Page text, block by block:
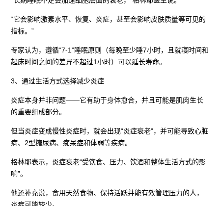
“它会影响激素水平、恢复、炎症，甚至会影响皮肤质量等可见的
指标。”
专家认为，遵循“7-1”睡眠原则（每晚至少睡7小时，且就寝时间和
起床时间之间的差异不超过1小时）可以延长寿命。
3、通过生活方式选择减少炎症
炎症本身并非问题——它有助于身体愈合，并且可能是肌肉生长
的重要组成部分。
但当炎症变成慢性炎症时，就会出现“炎症衰老”，并可能导致心脏
病、2型糖尿病、痴呆症和体弱等疾病。
格林耶表示，炎症衰老“受饮食、压力、饮酒和整体生活方式的影
响”。
他还补充说，食用天然食物、保持活跃并能有效管理压力的人，
炎症可能较少。